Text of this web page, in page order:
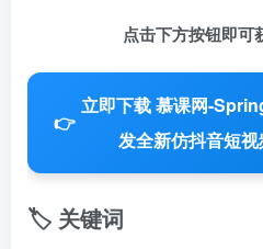
点击下方按钮即可
👉
立即下载 慕课网-
发全新仿抖音短
🏷️ 关键词